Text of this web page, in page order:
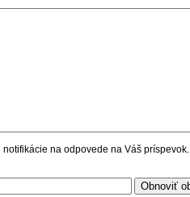
na odpovede na Váš príspevok.